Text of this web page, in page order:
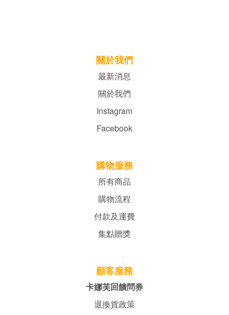
關於我們
最新消息
關於我們
Instagram
Facebook
購物服務
所有商品
購物流程
付款及運費
集點贈獎
顧客服務
卡娜芙回饋問券
退換貨政策